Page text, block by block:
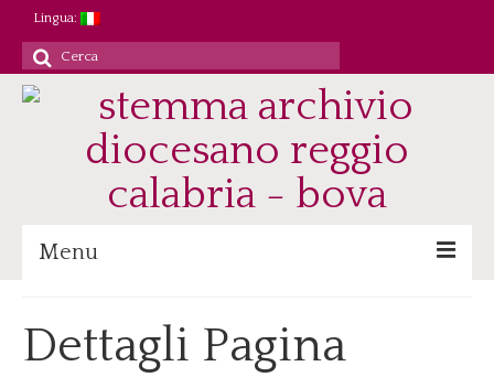
Lingua:
Cerca
per:
Menu
Patrimonio/Staff
Dettagli Pagina